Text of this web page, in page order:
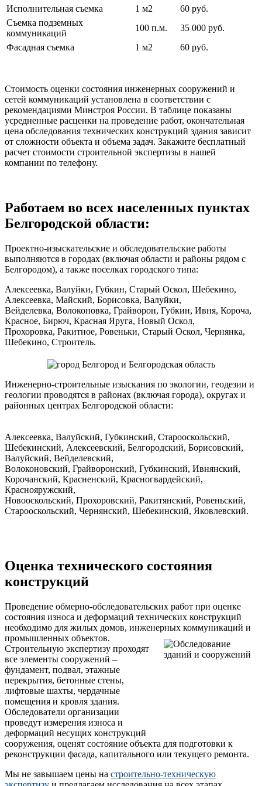
Исполнительная съемка
1 м2
60 руб.
Съемка подземных
коммуникаций
100 п.м.
35 000 руб.
Фасадная съемка
1 м2 60 руб.
Стоимость оценки состояния инженерных сооружений и
сетей коммуникаций установлена в соответствии с
рекомендациями Минстроя России. В таблице показаны
усредненные расценки на проведение работ, окончательная
цена обследования технических конструкций здания зависит
от сложности объекта и объема задач. Закажите бесплатный
расчет стоимости строительной экспертизы в нашей
компании по телефону.
Работаем во всех населенных пунктах
Белгородской области:
Проектно-изыскательские и обследовательские работы
выполняются в городах (включая области и районы рядом с
Белгородом), а также поселках городского типа:
Алексеевка, Валуйки, Губкин, Старый Оскол, Шебекино,
Алексеевка, Майский, Борисовка, Валуйки,
Вейделевка, Волоконовка, Грайворон, Губкин, Ивня, Короча,
Красное, Бирюч, Красная Яруга, Новый Оскол,
Прохоровка, Ракитное, Ровеньки, Старый Оскол, Чернянка,
Шебекино, Строитель.
Инженерно-строительные изыскания по экологии, геодезии и
геологии проводятся в районах (включая города), округах и
районных центрах Белгородской области:
Алексеевка, Валуйский, Губкинский, Старооскольский,
Шебекинский, Алексеевский, Белгородский, Борисовский,
Валуйский, Вейделевский,
Волоконовский, Грайворонский, Губкинский, Ивнянский,
Корочанский, Красненский, Красногвардейский,
Краснояружский,
Новооскольский, Прохоровский, Ракитянский, Ровеньский,
Старооскольский, Чернянский, Шебекинский, Яковлевский.
Оценка технического состояния
конструкций
Проведение обмерно-обследовательских работ при оценке
состояния износа и деформаций технических конструкций
необходимо для жилых домов, инженерных коммуникаций и
промышленных объектов.
Строительную экспертизу проходят
все элементы сооружений –
фундамент, подвал, этажные
перекрытия, бетонные стены,
лифтовые шахты, чердачные
помещения и кровля здания.
Обследователи организации
проведут измерения износа и
деформаций несущих конструкций
сооружения, оценят состояние объекта для подготовки к
реконструкции фасада, капитального или текущего ремонта.
Мы не завышаем цены на строительно-техническую